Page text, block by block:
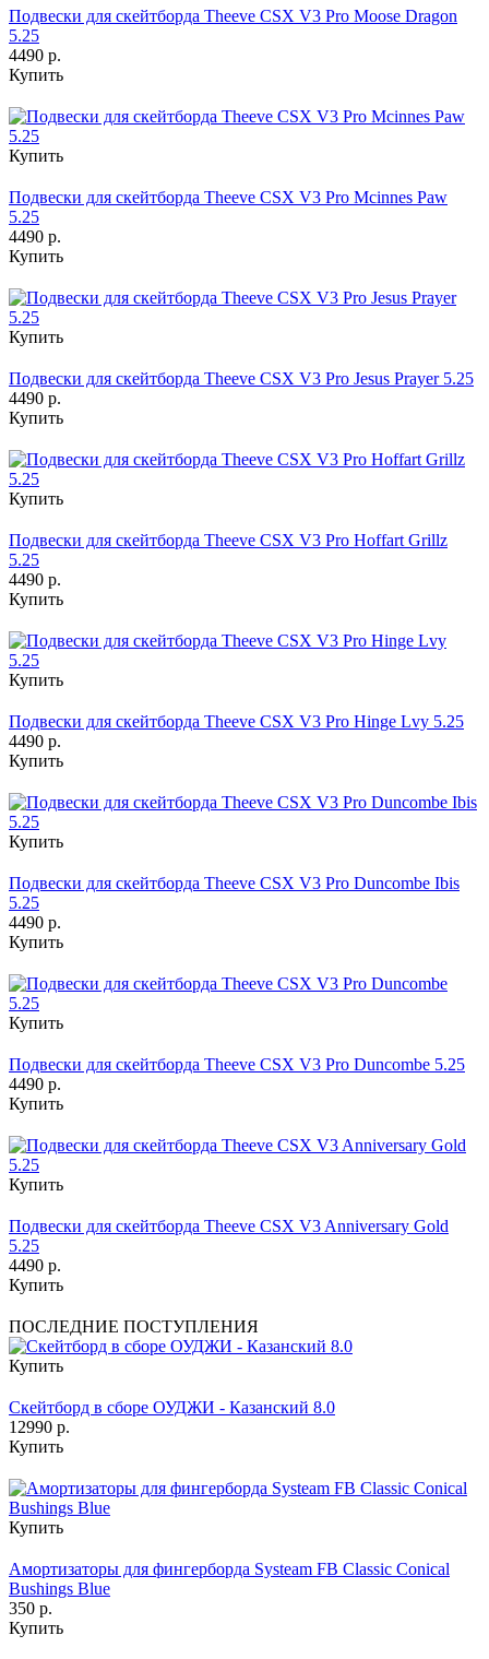
Подвески для скейтборда Theeve CSX V3 Pro Moose Dragon
5.25
4490 р.
Купить
Купить
Подвески для скейтборда Theeve CSX V3 Pro Mcinnes Paw
5.25
4490 р.
Купить
Купить
Подвески для скейтборда Theeve CSX V3 Pro Jesus Prayer 5.25
4490 р.
Купить
Купить
Подвески для скейтборда Theeve CSX V3 Pro Hoffart Grillz
5.25
4490 р.
Купить
Купить
Подвески для скейтборда Theeve CSX V3 Pro Hinge Lvy 5.25
4490 р.
Купить
Купить
Подвески для скейтборда Theeve CSX V3 Pro Duncombe Ibis
5.25
4490 р.
Купить
Купить
Подвески для скейтборда Theeve CSX V3 Pro Duncombe 5.25
4490 р.
Купить
Купить
Подвески для скейтборда Theeve CSX V3 Anniversary Gold
5.25
4490 р.
Купить
ПОСЛЕДНИЕ ПОСТУПЛЕНИЯ
Купить
Скейтборд в сборе ОУДЖИ - Казанский 8.0
12990 р.
Купить
Купить
Амортизаторы для фингерборда Systeam FB Classic Conical
Bushings Blue
350 р.
Купить